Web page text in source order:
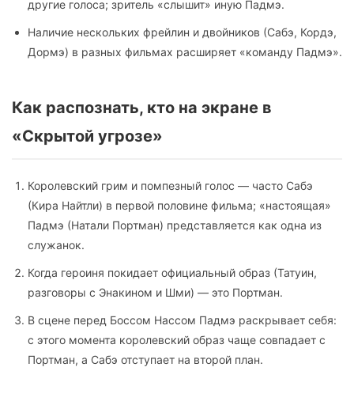
другие голоса; зритель «слышит» иную Падмэ.
Наличие нескольких фрейлин и двойников (Сабэ, Кордэ,
Дормэ) в разных фильмах расширяет «команду Падмэ».
Как распознать, кто на экране в
«Скрытой угрозе»
Королевский грим и помпезный голос — часто Сабэ
(Кира Найтли) в первой половине фильма; «настоящая»
Падмэ (Натали Портман) представляется как одна из
служанок.
Когда героиня покидает официальный образ (Татуин,
разговоры с Энакином и Шми) — это Портман.
В сцене перед Боссом Нассом Падмэ раскрывает себя:
с этого момента королевский образ чаще совпадает с
Портман, а Сабэ отступает на второй план.